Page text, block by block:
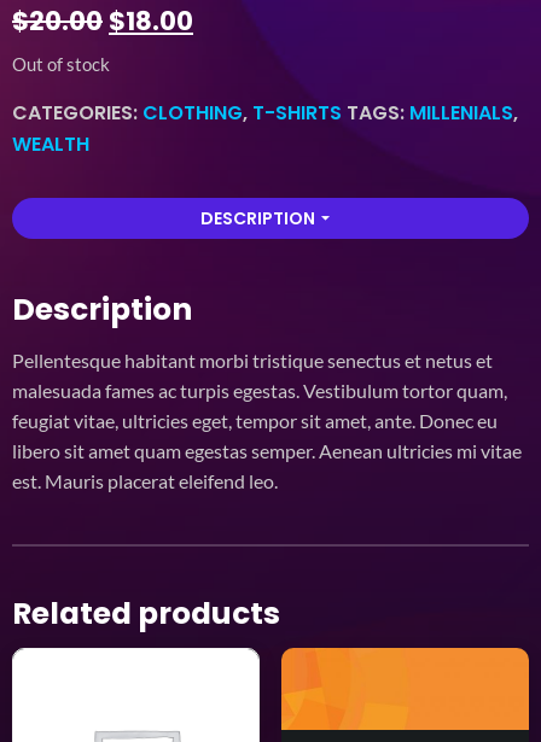
$20.00$18.00
Out of stock
CATEGORIES: CLOTHING, T-SHIRTS TAGS: MILLENIALS,
WEALTH
DESCRIPTION arrow_drop_down
Description
Pellentesque habitant morbi tristique senectus et netus et
malesuada fames ac turpis egestas. Vestibulum tortor quam,
feugiat vitae, ultricies eget, tempor sit amet, ante. Donec eu
libero sit amet quam egestas semper. Aenean ultricies mi vitae
est. Mauris placerat eleifend leo.
Related products